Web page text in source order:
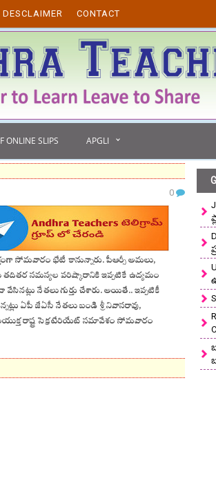
DESCLAIMER CONTACT
ONLINE SLIPS APGLI
0
సోమవారం భేటీ కానున్నారు. పీఆర్సీ అమలు,
తదితర సమస్యల పరిష్కారానికి ఇప్పటికే ఉద్యమం
నేతలు గుర్తు చేశారు. అయితే.. ఇప్పటికీ
ఏపీ జేఏసీ నేతలు బండి శ్రీనివాసరావు,
రాష్ట్ర సెక్రటేరియేట్‌ సమావేశం సోమవారం